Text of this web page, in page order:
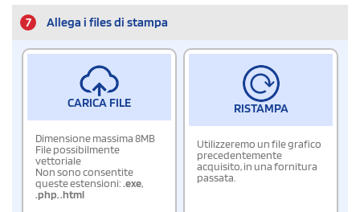
7 Allega i files di stampa
CARICA FILE
Dimensione massima 8MB
File possibilmente
vettoriale
Non sono consentite
queste estensioni:.exe,
.php,.html
RISTAMPA
Utilizzeremo un file grafico
precedentemente
acquisito, in una fornitura
passata.